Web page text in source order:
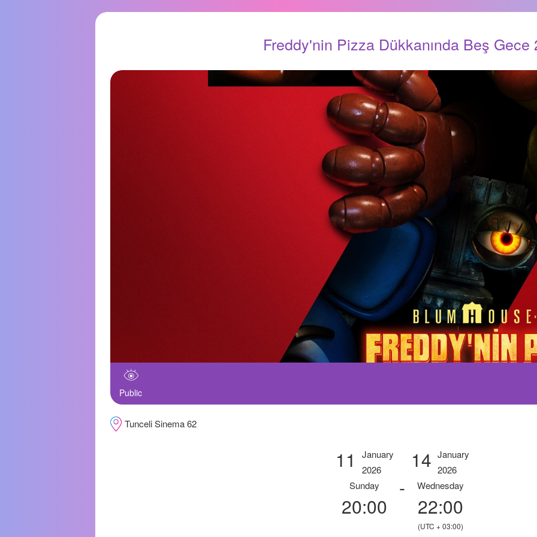
Freddy'nin Pizza Dükkanında Beş Gece
Public
Tunceli Sinema 62
11
January
2026
Sunday
20:00
-
14 January
2026
Wednesday
22:00
(UTC + 03:00)